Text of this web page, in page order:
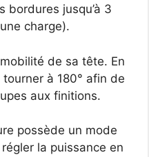
bordures jusqu’à 3
charge).
de sa tête. En
à 180° afin de
aux finitions.
possède un mode
la puissance en